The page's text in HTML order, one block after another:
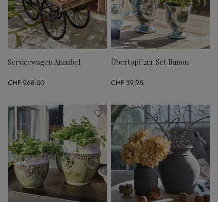
Servierwagen Annabel
CHF 968.00
Übertopf 2er Set Banon
CHF 39.95